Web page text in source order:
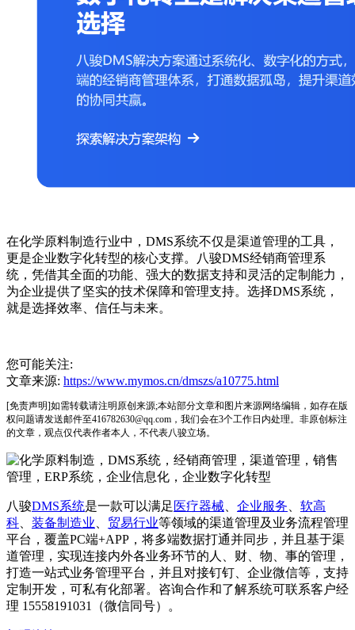
在化学原料制造行业中，DMS系统不仅是渠道管理的工具，
更是企业数字化转型的核心支撑。八骏DMS经销商管理系
统，凭借其全面的功能、强大的数据支持和灵活的定制能力，
为企业提供了坚实的技术保障和管理支持。选择DMS系统，
就是选择效率、信任与未来。
您可能关注:
文章来源: https://www.mymos.cn/dmszs/a10775.html
[免责声明]如需转载请注明原创来源;本站部分文章和图片来源网络编辑，如存在版
权问题请发送邮件至416782630@qq.com，我们会在3个工作日内处理。非原创标注
的文章，观点仅代表作者本人，不代表八骏立场。
八骏DMS系统是一款可以满足 医疗器械、 企业服务、 软高
科、 装备制造业、 贸易行业等领域的渠道管理及业务流程管理
平台，覆盖PC端+APP，将多端数据打通并同步，并且基于渠
道管理，实现连接内外各业务环节的人、财、物、事的管理，
打造一站式业务管理平台，并且对接钉钉、企业微信等，支持
定制开发，可私有化部署。咨询合作和了解系统可联系客户经
理 15558191031（微信同号）。